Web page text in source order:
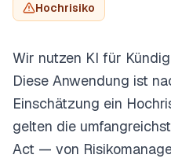
Hochrisiko
Wir nutzen KI für
Diese Anwendung ist
Einschätzung ein
gelten die
Act — von